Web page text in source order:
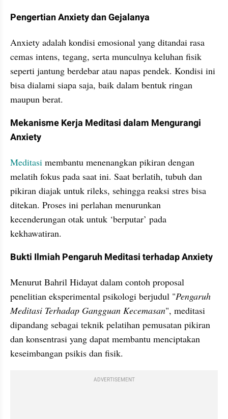
Pengertian Anxiety dan Gejalanya
Anxiety adalah kondisi emosional yang ditandai rasa
cemas intens, tegang, serta munculnya keluhan fisik
seperti jantung berdebar atau napas pendek. Kondisi ini
bisa dialami siapa saja, baik dalam bentuk ringan
maupun berat.
Mekanisme Kerja Meditasi dalam Mengurangi
Anxiety
Meditasi membantu menenangkan pikiran dengan
melatih fokus pada saat ini. Saat berlatih, tubuh dan
pikiran diajak untuk rileks, sehingga reaksi stres bisa
ditekan. Proses ini perlahan menurunkan
kecenderungan otak untuk ‘berputar’ pada
kekhawatiran.
Bukti Ilmiah Pengaruh Meditasi terhadap Anxiety
Menurut Bahril Hidayat dalam contoh proposal
penelitian eksperimental psikologi berjudul "Pengaruh
Meditasi Terhadap Gangguan Kecemasan", meditasi
dipandang sebagai teknik pelatihan pemusatan pikiran
dan konsentrasi yang dapat membantu menciptakan
keseimbangan psikis dan fisik.
ADVERTISEMENT